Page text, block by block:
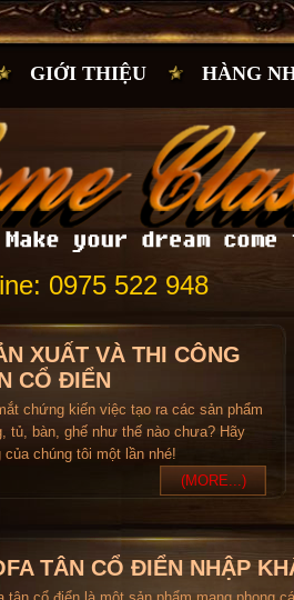
GIỚI THIỆU HÀNG
0975 522 948
XUẤT VÀ THI CÔNG
CỔ ĐIỂN
chứng kiến việc tạo ra các sản phẩm
tủ, bàn, ghế như thế nào chưa? Hãy
chúng tôi một lần nhé!
(MORE...)
TÂN CỔ ĐIỂN NHẬP